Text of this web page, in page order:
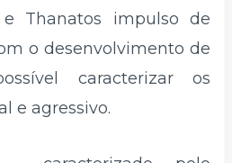
Thanatos impulso de
o desenvolvimento de
caracterizar os
e agressivo.